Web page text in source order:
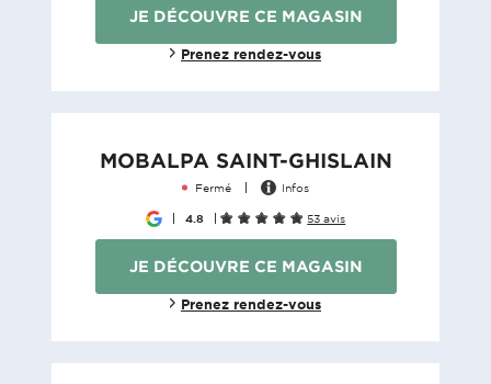
JE DÉCOUVRE CE MAGASIN
Prenez rendez-vous
MOBALPA SAINT-GHISLAIN
Fermé Infos
4.8 53 avis
JE DÉCOUVRE CE MAGASIN
Prenez rendez-vous